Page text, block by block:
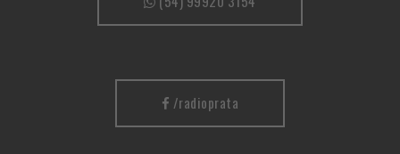
/radioprata